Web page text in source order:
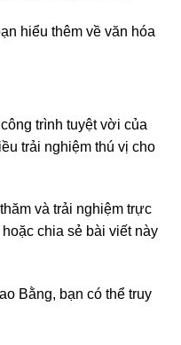
hiểu thêm về văn hóa
trình tuyệt vời của
trải nghiệm thú vị cho
và trải nghiệm trực
chia sẻ bài viết này
Bằng, bạn có thể truy